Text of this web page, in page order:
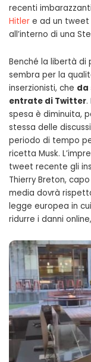
recenti
Hitler e ad un tweet
all’interno di una
Benché la libertà di
sembra per la
inserzionisti, che da
entrate di Twitter.
spesa è diminuita,
stessa delle
periodo di tempo
ricetta Musk.
tweet recente gli
Thierry Breton,
media dovrà
legge europea in
ridurre i danni